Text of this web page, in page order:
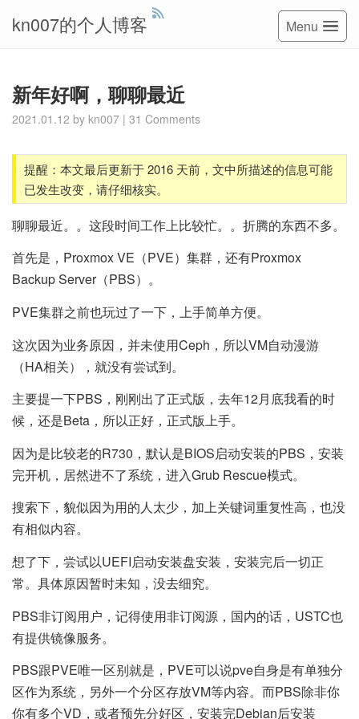
kn007的个人博客 Menu
新年好啊，聊聊最近
2021.01.12 by kn007 | 31 Comments
提醒：本文最后更新于 2016 天前，文中所描述的信息可能
已发生改变，请仔细核实。
聊聊最近。。这段时间工作上比较忙。。折腾的东西不多。
首先是，Proxmox VE（PVE）集群，还有Proxmox
Backup Server（PBS）。
PVE集群之前也玩过了一下，上手简单方便。
这次因为业务原因，并未使用Ceph，所以VM自动漫游
（HA相关），就没有尝试到。
主要提一下PBS，刚刚出了正式版，去年12月底我看的时
候，还是Beta，所以正好，正式版上手。
因为是比较老的R730，默认是BIOS启动安装的PBS，安装
完开机，居然进不了系统，进入Grub Rescue模式。
搜索下，貌似因为用的人太少，加上关键词重复性高，也没
有相似内容。
想了下，尝试以UEFI启动安装盘安装，安装完后一切正
常。具体原因暂时未知，没去细究。
PBS非订阅用户，记得使用非订阅源，国内的话，USTC也
有提供镜像服务。
PBS跟PVE唯一区别就是，PVE可以说pve自身是有单独分
区作为系统，另外一个分区存放VM等内容。而PBS除非你
你有多个VD，或者预先分好区，安装完Debian后安装